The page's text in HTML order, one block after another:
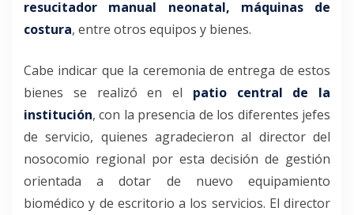
resucitador manual neonatal, máquinas de
costura, entre otros equipos y bienes.
Cabe indicar que la ceremonia de entrega de estos
bienes se realizó en el patio central de la
institución, con la presencia de los diferentes jefes
de servicio, quienes agradecieron al director del
nosocomio regional por esta decisión de gestión
orientada a dotar de nuevo equipamiento
biomédico y de escritorio a los servicios. El director